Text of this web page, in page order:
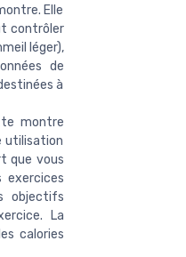
Elle
contrôler
léger),
de
à
montre
utilisation
que vous
exercices
objectifs
La
calories